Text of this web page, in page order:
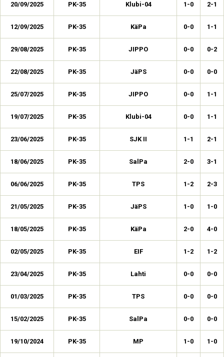
20/09/2025 PK-35 Klubi-04 1-0 2-1
12/09/2025 PK-35 KäPa 0-0 1-1
29/08/2025 PK-35 JIPPO 0-0 0-2
22/08/2025 PK-35 JäPS 0-0 0-0
25/07/2025 PK-35 JIPPO 0-0 1-1
19/07/2025 PK-35 Klubi-04 0-0 1-1
23/06/2025 PK-35 SJK II 1-1 2-1
18/06/2025 PK-35 SalPa 2-0 3-1
06/06/2025 PK-35 TPS 1-2 2-3
21/05/2025 PK-35 JäPS 1-0 1-0
18/05/2025 PK-35 KäPa 2-0 4-0
02/05/2025 PK-35 EIF 1-2 1-2
23/04/2025 PK-35 Lahti 0-0 0-0
01/03/2025 PK-35 TPS 0-0 0-0
15/02/2025 PK-35 SalPa 0-0 0-0
19/10/2024 PK-35 MP 1-0 1-0